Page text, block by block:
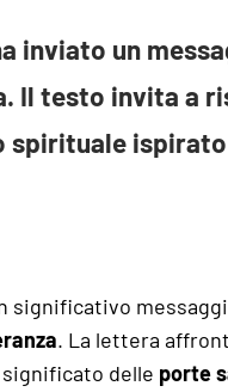
inviato un
Il testo invita a
significativo
. La lettera
delle porte